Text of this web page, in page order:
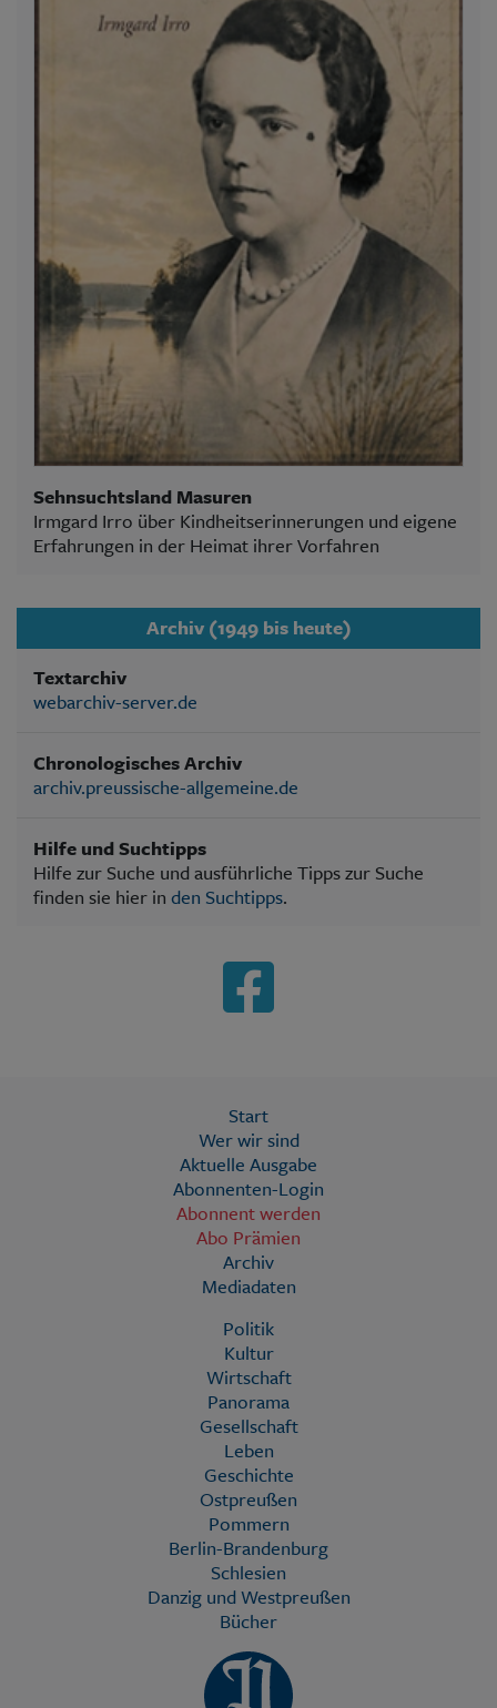
Sehnsuchtsland Masuren
Irmgard Irro über Kindheitserinnerungen und eigene
Erfahrungen in der Heimat ihrer Vorfahren
Archiv (1949 bis heute)
Textarchiv
webarchiv-server.de
Chronologisches Archiv
archiv.preussische-allgemeine.de
Hilfe und Suchtipps
Hilfe zur Suche und ausführliche Tipps zur Suche
finden sie hier in den Suchtipps.
Start
Wer wir sind
Aktuelle Ausgabe
Abonnenten-Login
Abonnent werden
Abo Prämien
Archiv
Mediadaten
Politik
Kultur
Wirtschaft
Panorama
Gesellschaft
Leben
Geschichte
Ostpreußen
Pommern
Berlin-Brandenburg
Schlesien
Danzig und Westpreußen
Bücher